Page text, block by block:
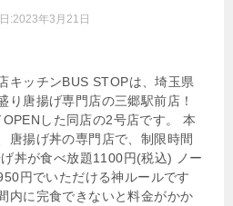
:2023年3月21日
キッチンBUS STOPは、埼玉県
り唐揚げ専門店の三郷駅前店！
した同店の2号店です。 本
唐揚げ丼の専門店で、制限時間
丼が食べ放題1100円(税込) ノー
円でいただける神ルールです
内に完食できないと料金がかか